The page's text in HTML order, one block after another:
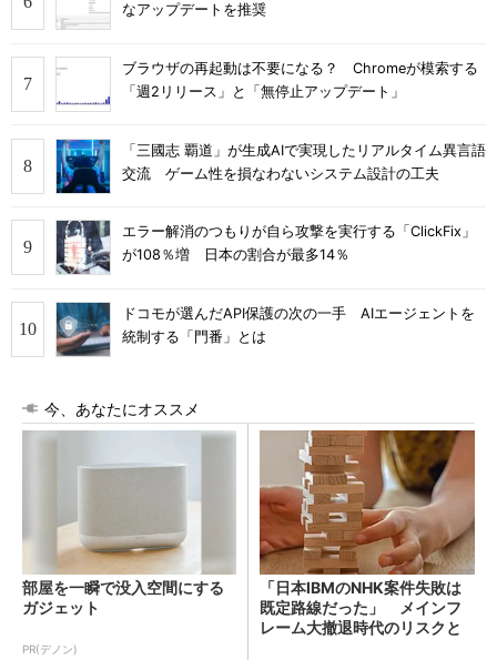
なアップデートを推奨
ブラウザの再起動は不要になる？ Chromeが模索する
「週2リリース」と「無停止アップデート」
「三國志 覇道」が生成AIで実現したリアルタイム異言語
交流 ゲーム性を損なわないシステム設計の工夫
エラー解消のつもりが自ら攻撃を実行する「ClickFix」
が108％増 日本の割合が最多14％
ドコモが選んだAPI保護の次の一手 AIエージェントを
統制する「門番」とは
今、あなたにオススメ
部屋を一瞬で没入空間にする
ガジェット
PR(デノン)
「日本IBMのNHK案件失敗は
既定路線だった」 メインフ
レーム大撤退時代のリスクと